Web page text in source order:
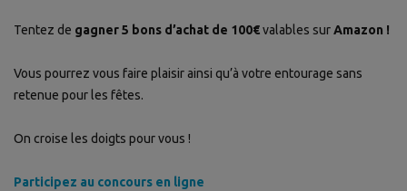
Tentez de gagner 5 bons d’achat de 100€valables surAmazon !
Vous pourrez vous faire plaisir ainsi qu’à votre entourage sans
retenue pour les fêtes.
On croise les doigts pour vous !
Participez au concours en ligne